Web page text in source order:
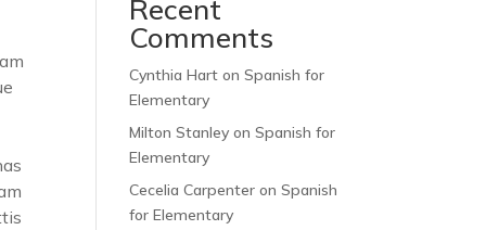
Recent
Comments
Cynthia Hart onSpanish for
Elementary
Milton Stanley onSpanish for
Elementary
Cecelia Carpenter onSpanish
for Elementary